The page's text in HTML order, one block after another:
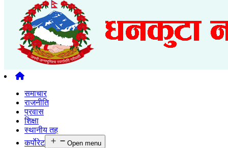
समाचार
राजनीति
प्रवास
शिक्षा
स्थानीय तह
कर्पाेरेट
Open menu